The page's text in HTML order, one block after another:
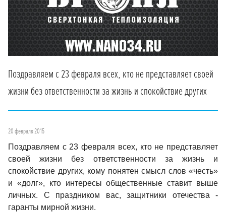
Поздравляем с 23 февраля всех, кто не представляет своей
жизни без ответственности за жизнь и спокойствие других
20 февраля 2015
Поздравляем с 23 февраля всех, кто не представляет
своей жизни без ответственности за жизнь и
спокойствие других, кому понятен смысл слов «честь»
и «долг», кто интересы общественные ставит выше
личных. С праздником вас, защитники отечества -
гаранты мирной жизни.